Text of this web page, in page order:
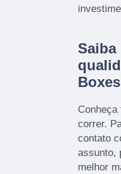
correr.
contato
assunto,
melhor